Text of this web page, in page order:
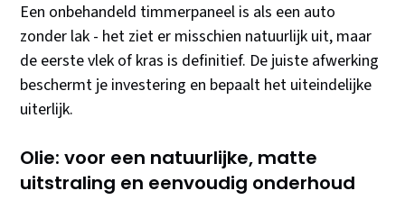
Een onbehandeld timmerpaneel is als een auto
zonder lak - het ziet er misschien natuurlijk uit, maar
de eerste vlek of kras is definitief. De juiste afwerking
beschermt je investering en bepaalt het uiteindelijke
uiterlijk.
Olie: voor een natuurlijke, matte
uitstraling en eenvoudig onderhoud